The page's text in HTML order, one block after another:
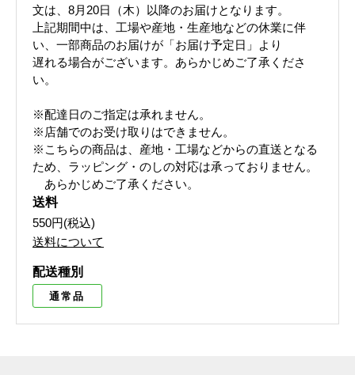
文は、8月20日（木）以降のお届けとなります。
上記期間中は、工場や産地・生産地などの休業に伴
い、一部商品のお届けが「お届け予定日」より
遅れる場合がございます。あらかじめご了承くださ
い。
※配達日のご指定は承れません。
※店舗でのお受け取りはできません。
※こちらの商品は、産地・工場などからの直送となる
ため、ラッピング・のしの対応は承っておりません。
あらかじめご了承ください。
送料
550円(税込)
送料について
配送種別
通常品